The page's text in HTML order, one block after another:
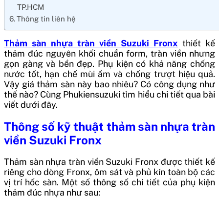
TP.HCM
Thông tin liên hệ
Thảm sàn nhựa tràn viền Suzuki Fronx thiết kế
thảm đúc nguyên khối chuẩn form, tràn viền nhưng
gọn gàng và bền đẹp. Phụ kiện có khả năng chống
nước tốt, hạn chế mùi ẩm và chống trượt hiệu quả.
Vậy giá thảm sàn này bao nhiêu? Có công dụng như
thế nào? Cùng Phukiensuzuki tìm hiểu chi tiết qua bài
viết dưới đây.
Thông số kỹ thuật thảm sàn nhựa tràn
viền Suzuki Fronx
Thảm sàn nhựa tràn viền Suzuki Fronx được thiết kế
riêng cho dòng Fronx, ôm sát và phủ kín toàn bộ các
vị trí hốc sàn. Một số thông số chi tiết của phụ kiện
thảm đúc nhựa như sau: